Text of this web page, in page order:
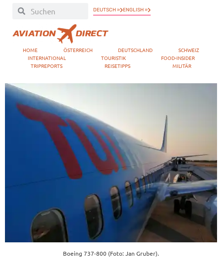
DEUTSCH » ENGLISH »
HOME ÖSTERREICH DEUTSCHLAND
SCHWEIZ
INTERNATIONAL
TOURISTIK
FOOD-INSIDER
TRIPREPORTS
REISETIPPS MILITÄR
Boeing 737-800 (Foto: Jan Gruber).